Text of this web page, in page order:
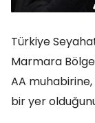
Türkiye
Marmara
AA muhabirine,
bir yer